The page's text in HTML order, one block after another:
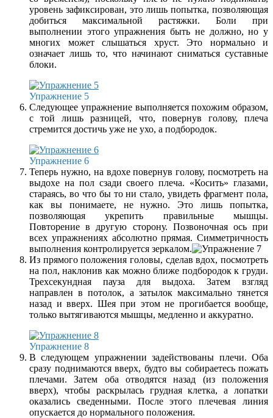
уровень зафиксирован, это лишь попытка, позволяющая
добиться максимальной растяжки. Боли при
выполнении этого упражнения быть не должно, но у
многих может слышаться хруст. Это нормально и
означает лишь то, что начинают сниматься суставные
блоки.
Упражнение 5
Следующее упражнение выполняется похожим образом,
с той лишь разницей, что, повернув голову, плеча
стремится достичь уже не ухо, а подбородок.
Упражнение 6
Теперь нужно, на вдохе повернув голову, посмотреть на
выдохе на пол сзади своего плеча. «Косить» глазами,
стараясь, во что бы то ни стало, увидеть фрагмент пола,
как вы понимаете, не нужно. Это лишь попытка,
позволяющая укрепить правильные мышцы.
Повторение в другую сторону. Позвоночная ось при
всех упражнениях абсолютно прямая. Симметричность
выполнения контролируется зеркалом.
Из прямого положения головы, сделав вдох, посмотреть
на пол, наклонив как можно ближе подбородок к груди.
Трехсекундная пауза для выдоха. Затем взгляд
направлен в потолок, а затылок максимально тянется
назад и вверх. Шея при этом не прогибается вообще,
только вытягиваются мышцы, медленно и аккуратно.
Упражнение 8
В следующем упражнении задействованы плечи. Оба
сразу поднимаются вверх, будто вы собираетесь пожать
плечами. Затем оба отводятся назад (из положения
вверх), чтобы раскрылась грудная клетка, а лопатки
оказались сведенными. После этого плечевая линия
опускается до нормального положения.